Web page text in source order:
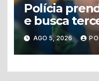
Polícia
e busca
homicídio
municipal
AGO 5, 2026